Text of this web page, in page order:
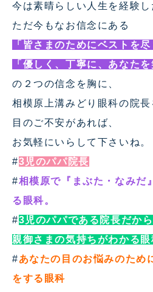
今は素晴らしい人生を経験し
ただ今もなお信念にある
「皆さまのためにベストを尽
「優しく、丁寧に、あなたを
の２つの信念を胸に、
相模原上溝みどり眼科の院長
目のご不安があれば、
お気軽にいらして下さいね。
#3児のパパ院長
#相模原で『まぶた・なみだ
る眼科。
#3児のパパである院長だか
親御さまの気持ちがわかる眼
#あなたの目のお悩みのため
をする眼科